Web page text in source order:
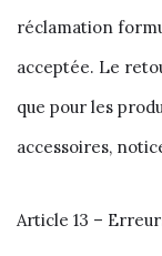
réclamation
acceptée. Le
que pour les
accessoires,
Article 13 –